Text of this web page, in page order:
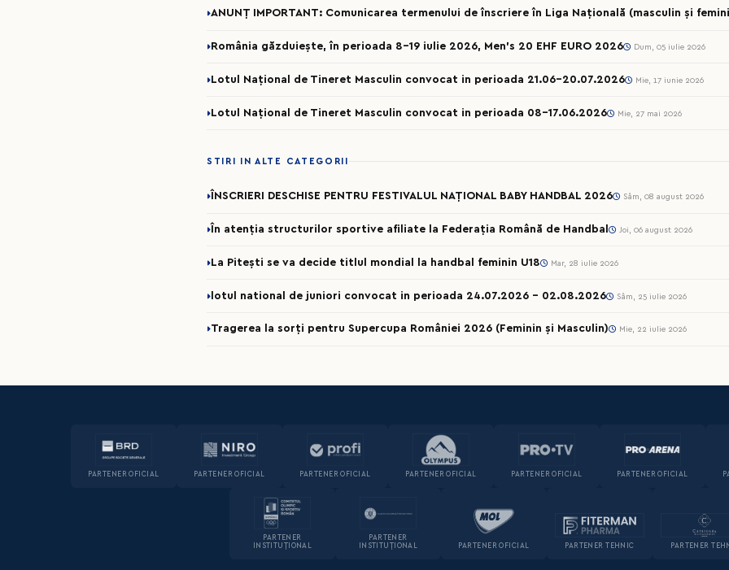
ANUNȚ IMPORTANT: Comunicarea termenului de înscriere în Liga Națională (masculin și
România găzduiește, în perioada 8-19 iulie 2026, Men’s 20 EHF EURO 2026 Dum, 05 iulie 2026
Lotul Național de Tineret Masculin convocat in perioada 21.06-20.07.2026 Mie, 17 iunie 2026
Lotul Național de Tineret Masculin convocat in perioada 08-17.06.2026 Mie, 27 mai 2026
STIRI IN ALTE CATEGORII
ÎNSCRIERI DESCHISE PENTRU FESTIVALUL NAȚIONAL BABY HANDBAL 2026 Sâm, 08 august 2026
În atenția structurilor sportive afiliate la Federația Română de Handbal Joi, 06 august 2026
La Pitești se va decide titlul mondial la handbal feminin U18 Mar, 28 iulie 2026
lotul national de juniori convocat in perioada 24.07.2026 – 02.08.2026 Sâm, 25 iulie 2026
Tragerea la sorți pentru Supercupa României 2026 (Feminin și Masculin) Mie, 22 iulie 2026
PARTENER OFICIAL PARTENER OFICIAL PARTENER OFICIAL PARTENER OFICIAL PARTENER OFICIAL PARTENER OFICIAL
PARTENER
INSTITUȚIONAL
PARTENER
INSTITUȚIONAL
PARTENER OFICIAL PARTENER TEHNIC PARTENER